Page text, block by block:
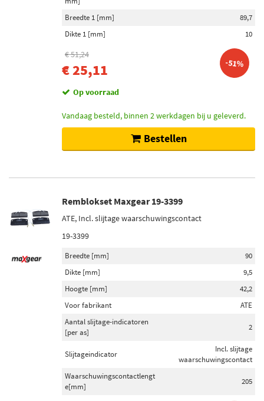
Breedte 1 [mm]
89,7
Dikte 1 [mm]
10
€ 51,24
€ 25,11 -51%
Op voorraad
Vandaag besteld, binnen 2 werkdagen bij u geleverd.
Bestellen
Remblokset Maxgear 19-3399
ATE, Incl. slijtage waarschuwingscontact
19-3399
Breedte [mm]
90
Dikte [mm]
9,5
Hoogte [mm]
42,2
Voor fabrikant
ATE
Aantal slijtage-indicatoren
[per as]
2
Slijtageindicator
Incl. slijtage
waarschuwingscontact
Waarschuwingscontactlengt
e[mm]
205